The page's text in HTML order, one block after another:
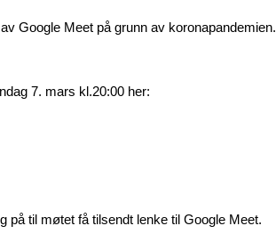
Google Meet på grunn av koronapandemien.
7. mars kl.20:00 her:
på til møtet få tilsendt lenke til Google Meet.